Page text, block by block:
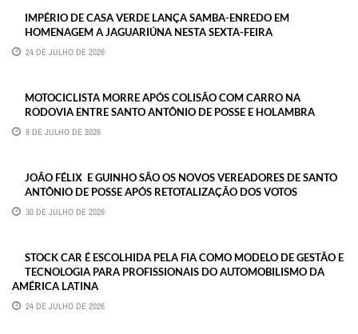
IMPÉRIO DE CASA VERDE LANÇA SAMBA-ENREDO EM
HOMENAGEM A JAGUARIÚNA NESTA SEXTA-FEIRA
24 DE JULHO DE 2026
MOTOCICLISTA MORRE APÓS COLISÃO COM CARRO NA
RODOVIA ENTRE SANTO ANTÔNIO DE POSSE E HOLAMBRA
8 DE JULHO DE 2026
JOÃO FÉLIX E GUINHO SÃO OS NOVOS VEREADORES DE SANTO
ANTÔNIO DE POSSE APÓS RETOTALIZAÇÃO DOS VOTOS
30 DE JULHO DE 2026
STOCK CAR É ESCOLHIDA PELA FIA COMO MODELO DE GESTÃO E
TECNOLOGIA PARA PROFISSIONAIS DO AUTOMOBILISMO DA
AMÉRICA LATINA
24 DE JULHO DE 2026